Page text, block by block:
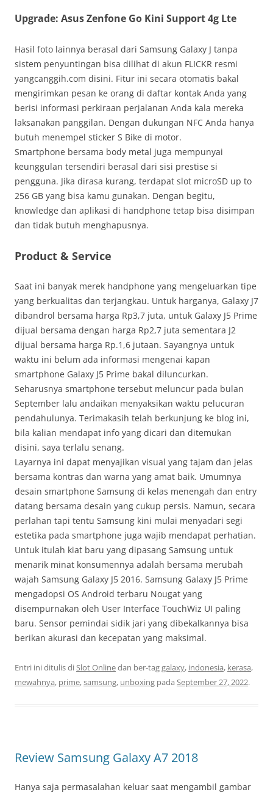
Upgrade: Asus Zenfone Go Kini Support 4g Lte
Hasil foto lainnya berasal dari Samsung Galaxy J tanpa
sistem penyuntingan bisa dilihat di akun FLICKR resmi
yangcanggih.com disini. Fitur ini secara otomatis bakal
mengirimkan pesan ke orang di daftar kontak Anda yang
berisi informasi perkiraan perjalanan Anda kala mereka
laksanakan panggilan. Dengan dukungan NFC Anda hanya
butuh menempel sticker S Bike di motor.
Smartphone bersama body metal juga mempunyai
keunggulan tersendiri berasal dari sisi prestise si
pengguna. Jika dirasa kurang, terdapat slot microSD up to
256 GB yang bisa kamu gunakan. Dengan begitu,
knowledge dan aplikasi di handphone tetap bisa disimpan
dan tidak butuh menghapusnya.
Product & Service
Saat ini banyak merek handphone yang mengeluarkan tipe
yang berkualitas dan terjangkau. Untuk harganya, Galaxy J7
dibandrol bersama harga Rp3,7 juta, untuk Galaxy J5 Prime
dijual bersama dengan harga Rp2,7 juta sementara J2
dijual bersama harga Rp.1,6 jutaan. Sayangnya untuk
waktu ini belum ada informasi mengenai kapan
smartphone Galaxy J5 Prime bakal diluncurkan.
Seharusnya smartphone tersebut meluncur pada bulan
September lalu andaikan menyaksikan waktu pelucuran
pendahulunya. Terimakasih telah berkunjung ke blog ini,
bila kalian mendapat info yang dicari dan ditemukan
disini, saya terlalu senang.
Layarnya ini dapat menyajikan visual yang tajam dan jelas
bersama kontras dan warna yang amat baik. Umumnya
desain smartphone Samsung di kelas menengah dan entry
datang bersama desain yang cukup persis. Namun, secara
perlahan tapi tentu Samsung kini mulai menyadari segi
estetika pada smartphone juga wajib mendapat perhatian.
Untuk itulah kiat baru yang dipasang Samsung untuk
menarik minat konsumennya adalah bersama merubah
wajah Samsung Galaxy J5 2016. Samsung Galaxy J5 Prime
mengadopsi OS Android terbaru Nougat yang
disempurnakan oleh User Interface TouchWiz UI paling
baru. Sensor pemindai sidik jari yang dibekalkannya bisa
berikan akurasi dan kecepatan yang maksimal.
Entri ini ditulis diSlot Onlinedan ber-taggalaxy, indonesia, kerasa,
mewahnya, prime,samsung, unboxing pada September 27, 2022.
Review Samsung Galaxy A7 2018
Hanya saja permasalahan keluar saat mengambil gambar